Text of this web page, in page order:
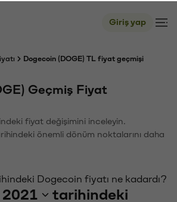
Giriş yap
Dogecoin (DOGE) TL fiyat geçmişi
Geçmiş Fiyat
fiyat değişimini inceleyin.
önemli dönüm noktalarını daha
Dogecoin fiyatı ne kadardı?
2021
tarihindeki